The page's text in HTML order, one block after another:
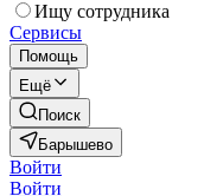
Ищу сотрудника
Сервисы
Помощь
Ещё
Поиск
Барышево
Войти
Войти